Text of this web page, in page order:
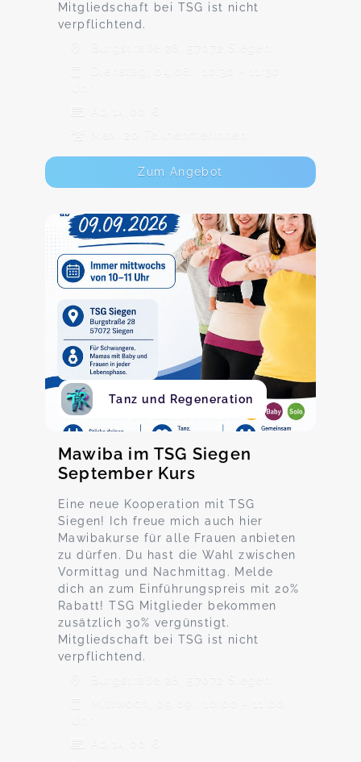
Mitgliedschaft bei TSG ist nicht
verpflichtend.
Burgstraße 28, 57072 Siegen
Dienstag, 04.08., 10:30 - 11:30
Ab 14,00 €
Max. 20 TeilnehmerInnen
Zum Angebot
Tanz und Regeneration
Mawiba im TSG Siegen
September Kurs
Eine neue Kooperation mit TSG
Siegen! Ich freue mich auch hier
Mawibakurse für alle Frauen anbieten
zu dürfen. Du hast die Wahl zwischen
Vormittag und Nachmittag. Melde
dich an zum Einführungspreis mit 20%
Rabatt! TSG Mitglieder bekommen
zusätzlich 30% vergünstigt.
Mitgliedschaft bei TSG ist nicht
verpflichtend.
Burgstraße 28, 57072 Siegen
Mittwoch, 09.09., 10:00 - 11:00
Ab 14,00 €